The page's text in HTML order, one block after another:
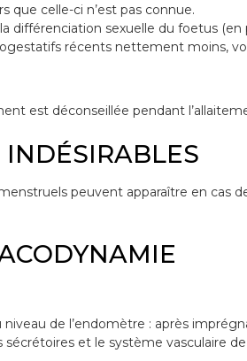
que celle-ci n’est pas connue.
différenciation sexuelle du foetus
récents nettement moins,
est déconseillée pendant
INDÉSIRABLES
peuvent apparaître en cas
de l’endomètre : après
sécrétoires et le système vasculaire